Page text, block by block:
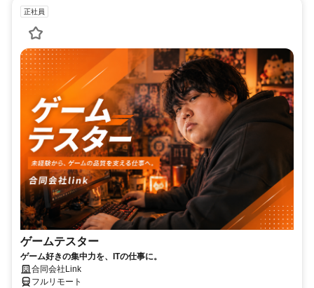
正社員
ゲームテスター
ゲーム好きの集中力を、ITの仕事に。
合同会社Link
フルリモート